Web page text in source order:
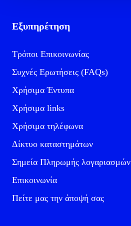
Εξυπηρέτηση
Τρόποι Επικοινωνίας
Συχνές Ερωτήσεις (FAQs)
Χρήσιμα Έντυπα
Χρήσιμα links
Χρήσιμα τηλέφωνα
Δίκτυο καταστημάτων
Σημεία Πληρωμής λογαριασμών
Επικοινωνία
Πείτε μας την άποψή σας